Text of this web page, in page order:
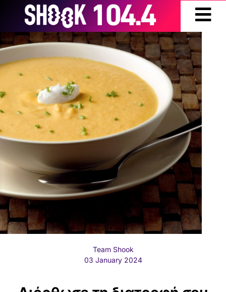
Team Shook
03 January 2024